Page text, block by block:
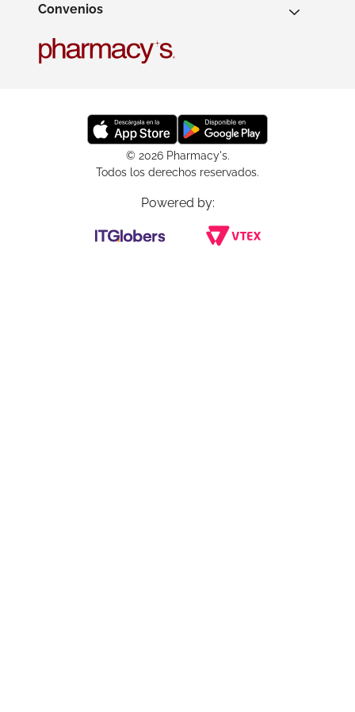
Convenios
© 2026 Pharmacy's.
Todos los derechos reservados.
Powered by: